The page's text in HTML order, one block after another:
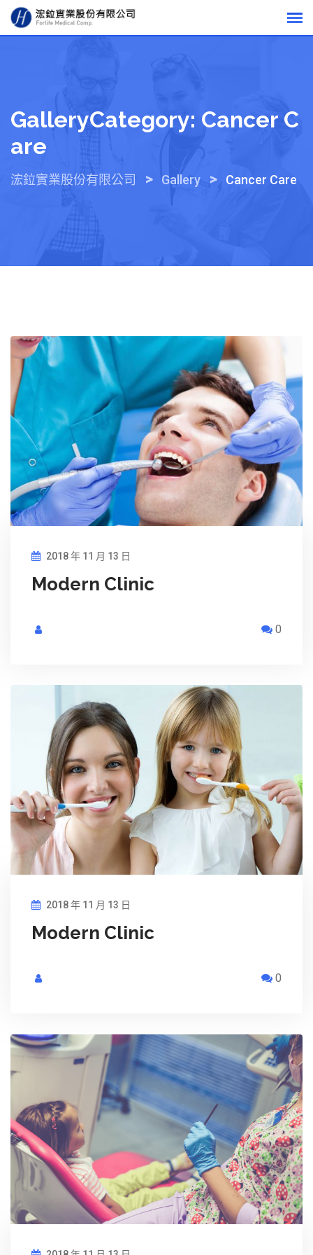
Skip
GalleryCategory: Cancer C
Are
浤鉝實業股份有限公司 > Gallery > Cancer Care
2018 年 11 月 13 日
Modern Clinic
0
2018 年 11 月 13 日
Modern Clinic
0